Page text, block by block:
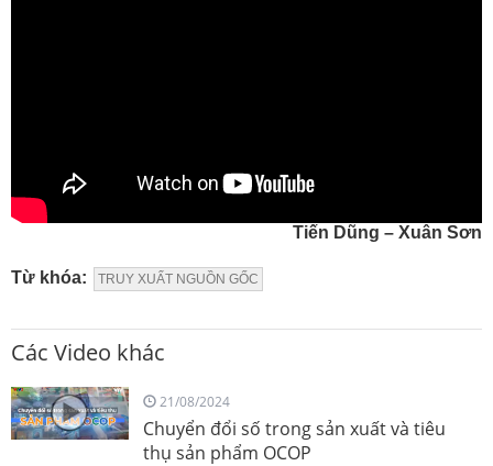
Tiến Dũng – Xuân Sơn
Từ khóa: TRUY XUẤT NGUỒN GỐC
Các Video khác
21/08/2024
Chuyển đổi số trong sản xuất và tiêu
thụ sản phẩm OCOP